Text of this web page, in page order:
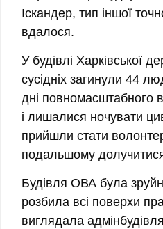
Іскандер, тип іншої
вдалося.
У будівлі Харківської
сусідніх загинули 44
дні повномасштабного
і лишалися ночувати
прийшли стати
подальшому
Будівля ОВА була
розбила всі поверхи
виглядала